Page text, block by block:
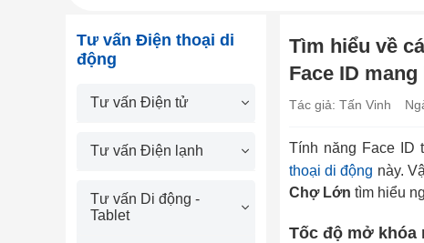
Tư vấn Điện thoại di
động
Tư vấn Điện tử
Tư vấn Điện lạnh
Tư vấn Di động -
Tablet
Tìm hiểu về
Face ID
Tác giả: Tấn Vinh
Tính năng Face ID
thoại di động này.
Chợ Lớn tìm hiểu
Tốc độ mở khóa